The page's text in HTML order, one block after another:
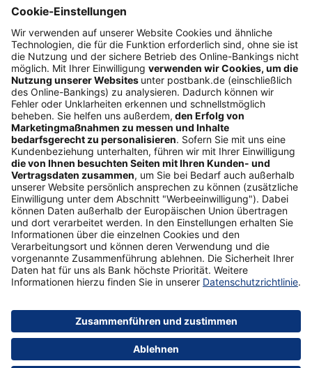
myBHW
Interessant
Freundschaftswerbung
Schufa-Auskunft
Soziales Engagement
Nachhaltigkeit
ETF-Sparplanrechner
Beliebt
Umzugskredit
Gemeinschaftskonto
ETFs
Gehaltskonto
Anschlussfinanzierung
Vertrag widerrufen Sicherheit Impressum